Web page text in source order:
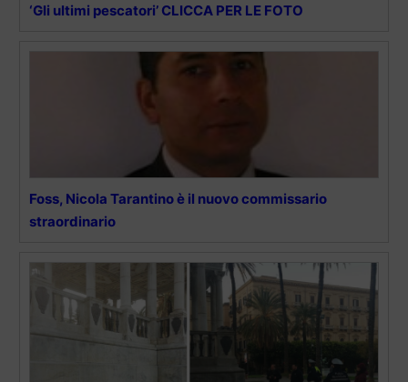
‘Gli ultimi pescatori’ CLICCA PER LE FOTO
Foss, Nicola Tarantino è il nuovo commissario
straordinario